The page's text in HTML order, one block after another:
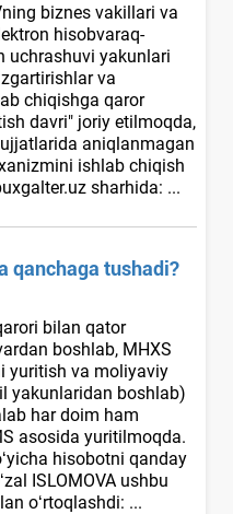
biznes vakillari va
hisobvaraq-
uchrashuvi yakunlari
va
chiqishga qaror
davri" joriy etilmoqda,
aniqlanmagan
ishlab chiqish
sharhida: ...
qanchaga tushadi?
bilan qator
boshlab, MHXS
yuritish va moliyaviy
yakunlaridan boshlab)
har doim ham
asosida yuritilmoqda.
hisobotni qanday
ISLOMOVA ushbu
oʻrtoqlashdi: ...